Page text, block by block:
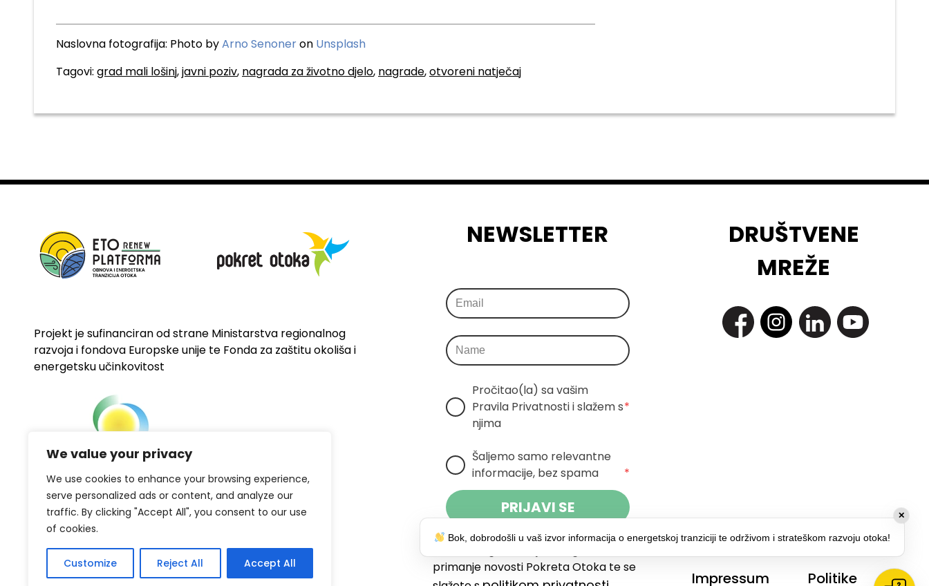
We value your privacy
We use cookies to enhance your browsing experience,
serve personalized ads or content, and analyze our
traffic. By clicking "Accept All", you consent to our use
of cookies.
Customize Reject All Accept All
Naslovna fotografija: Photo byArno Senoneron Unsplash
Tagovi: grad mali lošinj,javni poziv, nagrada za životno djelo, nagrade,otvoreni natječaj
Projekt je sufinanciran od strane Ministarstva regionalnog
razvoja i fondova Europske unije te Fonda za zaštitu okoliša i
energetsku učinkovitost
NEWSLETTER
Pročitao(la) sa vašim
Pravila Privatnosti i slažem s
njima
*
Šaljemo samo relevantne
informacije, bez spama
*
PRIJAVI SE
primanje novosti Pokreta Otoka te se
DRUŠTVENE
MREŽE
Impressum Politike
✕
Bok, dobrodošli u vaš izvor informacija o energetskoj tranziciji te održivom i strateškom razvoju otoka!